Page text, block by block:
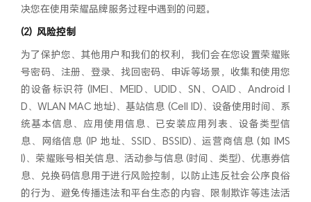
决您在使用荣耀品牌服务过程中遇到的问题。
风险控制
为了保护您、其他用户和我们的权利，我们会在您设置荣耀账
号密码、注册、登录、找回密码、申诉等场景，收集和使用您
的设备标识符 (IMEI、MEID、UDID、SN、OAID、Android I
D、WLAN MAC 地址)、基站信息 (Cell ID)、设备使用时间、系
统基本信息、应用使用信息、已安装应用列表、设备类型信
息、网络信息 (IP 地址、SSID、BSSID)、运营商信息 (如 IMS
I)、荣耀账号相关信息、活动参与信息 (时间、类型)、优惠券信
息、兑换码信息用于进行风险控制，以防止违反社会公序良俗
的行为、避免传播违法和平台生态的内容、限制欺诈等违法活